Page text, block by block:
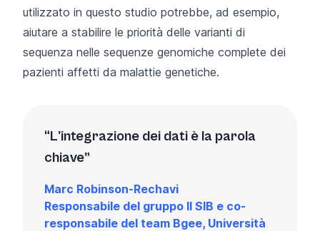
utilizzato in questo studio potrebbe, ad esempio,
aiutare a stabilire le priorità delle varianti di
sequenza nelle sequenze genomiche complete dei
pazienti affetti da malattie genetiche.
L'integrazione dei dati è la parola
chiave
Marc Robinson-Rechavi
Responsabile del gruppo Il SIB e co-
responsabile del team Bgee, Università